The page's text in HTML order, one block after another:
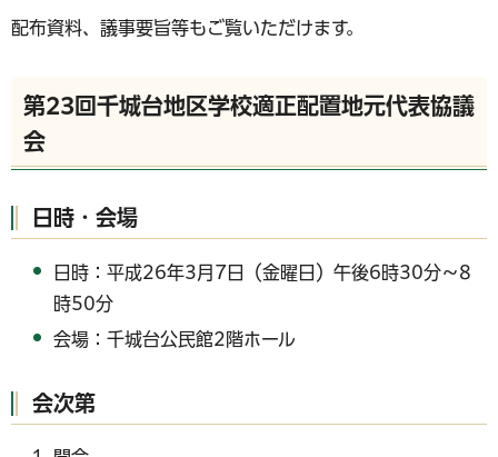
配布資料、議事要旨等もご覧いただけます。
第23回千城台地区学校適正配置地元代表協議
会
日時・会場
日時：平成26年3月7日（金曜日）午後6時30分～8
時50分
会場：千城台公民館2階ホール
会次第